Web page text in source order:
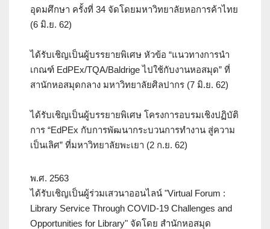
อุดมศึกษา ครั้งที่ 34 จัดโดยมหาวิทยาลัยหอการค้าไทย
(6 มิ.ย. 62)
ได้รับเชิญเป็นผู้บรรยายพิเศษ หัวข้อ “แนวทางการนำ
เกณฑ์ EdPEx/TQA/Baldrige ไปใช้กับงานหอสมุด” ที่
สานักหอสมุดกลาง มหาวิทยาลัยศิลปากร (7 มิ.ย. 62)
ได้รับเชิญเป็นผู้บรรยายพิเศษ โครงการอบรมเชิงปฏิบัติ
การ “EdPEx กับการพัฒนากระบวนการทำงาน สู่ความ
เป็นเลิศ” ที่มหาวิทยาลัยพะเยา (2 ก.ย. 62)
พ.ศ. 2563
ได้รับเชิญเป็นผู้ร่วมเสวนาออนไลน์ "Virtual Forum :
Library Service Through COVID-19 Challenges and
Opportunities for Library" จัดโดย สำนักหอสมุด